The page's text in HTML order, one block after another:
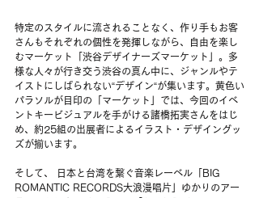
特定のスタイルに流されることなく、作り手もお客
さんもそれぞれの個性を発揮しながら、自由を楽し
むマーケット「 渋谷デザイナーズマーケット」 。多
様な人々が行き交う渋谷の真ん中に、ジャンルやテ
イストにしばられない“デザイン“が集います。黄色い
パラソルが目印の「マーケット」では、今回のイベ
ントキービジュアルを手がける諸橋拓実さんをはじ
め、約25組の出展者によるイラスト・デザイングッ
ズが揃います。
そして、 日本と台湾を繋ぐ音楽レーベル「BIG
ROMANTIC RECORDS大浪漫唱片」ゆかりのアー